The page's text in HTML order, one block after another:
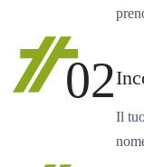
02
Il